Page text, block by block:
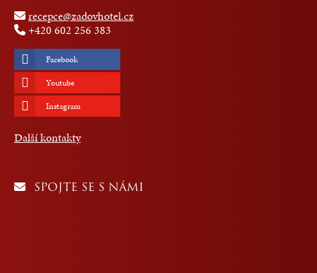
recepce@zadovhotel.cz
+420 602 256 383
Facebook
Youtube
Instagram
Další kontakty
SPOJTE SE S NÁMI